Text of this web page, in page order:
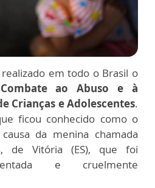
em todo o Brasil o
ao Abuso e à
Crianças e Adolescentes.
ficou conhecido como o
da menina chamada
de Vitória (ES), que foi
e cruelmente